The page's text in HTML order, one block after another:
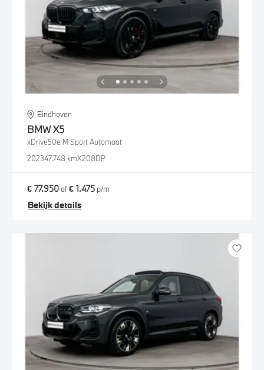
Eindhoven
BMWX5
xDrive50e M Sport Automaat
202347.748 kmX208DP
€ 77.950of€ 1.475 p/m
Bekijk details